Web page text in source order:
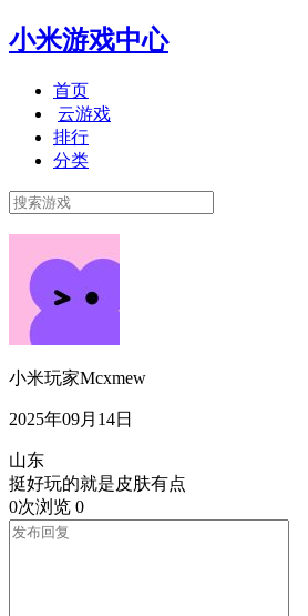
小米游戏中心
首页
云游戏
排行
分类
小米玩家Mcxmew
2025年09月14日
山东
挺好玩的就是皮肤有点
0次浏览 0